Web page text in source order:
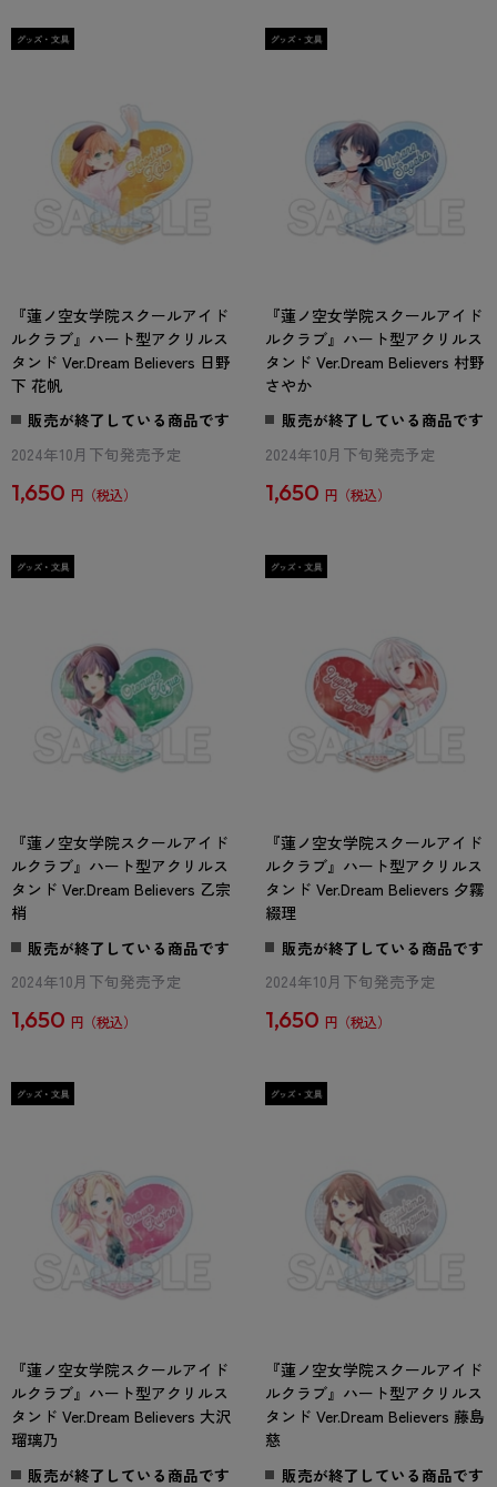
『蓮ノ空女学院スクールアイド
ルクラブ』ハート型アクリルス
タンド Ver.Dream Believers 日野
下 花帆
販売が終了している商品です
2024年10月下旬発売予定
1,650 円
『蓮ノ空女学院スクールアイド
ルクラブ』ハート型アクリルス
タンド Ver.Dream Believers 村野
さやか
販売が終了している商品です
2024年10月下旬発売予定
1,650 円
『蓮ノ空女学院スクールアイド
ルクラブ』ハート型アクリルス
タンド Ver.Dream Believers 乙宗
梢
販売が終了している商品です
2024年10月下旬発売予定
1,650 円
『蓮ノ空女学院スクールアイド
ルクラブ』ハート型アクリルス
タンド Ver.Dream Believers 夕霧
綴理
販売が終了している商品です
2024年10月下旬発売予定
1,650 円
『蓮ノ空女学院スクールアイド
ルクラブ』ハート型アクリルス
タンド Ver.Dream Believers 大沢
瑠璃乃
販売が終了している商品です
『蓮ノ空女学院スクールアイド
ルクラブ』ハート型アクリルス
タンド Ver.Dream Believers 藤島
慈
販売が終了している商品です